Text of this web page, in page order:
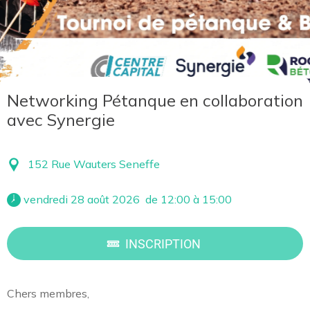
Networking Pétanque en collaboration
avec Synergie
152 Rue Wauters Seneffe
vendredi 28 août 2026  de 12:00 à 15:00
INSCRIPTION
Chers membres,